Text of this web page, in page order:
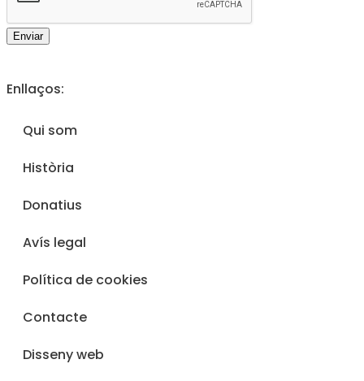
Enviar
Enllaços:
Qui som
Història
Donatius
Avís legal
Política de cookies
Contacte
Disseny web